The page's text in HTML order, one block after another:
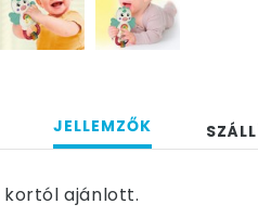
JELLEMZŐK
kortól ajánlott.